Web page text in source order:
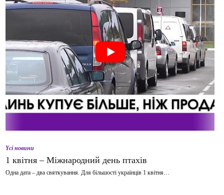
Yсі новини
1 квітня – Міжнародний день птахів
Одна дата – два святкування. Для більшості українців 1 квітня…